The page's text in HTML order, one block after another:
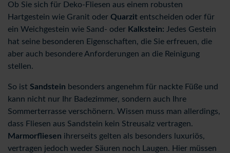
Ob Sie sich für Deko-Fliesen aus einem robusten
Hartgestein wie Granit oder Quarzit entscheiden oder für
ein Weichgestein wie Sand- oder Kalkstein: Jedes Gestein
hat seine besonderen Eigenschaften, die Sie erfreuen, die
aber auch besondere Anforderungen an die Reinigung
stellen.
So ist Sandstein besonders angenehm für nackte Füße und
kann nicht nur Ihr Badezimmer, sondern auch Ihre
Sommerterrasse verschönern. Wissen muss man allerdings,
dass Fliesen aus Sandstein kein Streusalz vertragen.
Marmorfliesen ihrerseits gelten als besonders luxuriös,
vertragen jedoch weder Säuren noch Laugen. Hier müssen